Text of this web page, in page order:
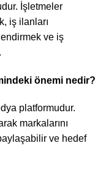
İşletmeler
iş ilanları
ve iş
önemi nedir?
platformudur.
markalarını
ve hedef